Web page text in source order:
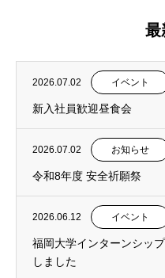
最
2026.07.02 イベント
新入社員歓迎昼食会
2026.07.02 お知らせ
令和8年度 安全祈願祭
2026.06.12 イベント
福岡大学インターンシッ
しました